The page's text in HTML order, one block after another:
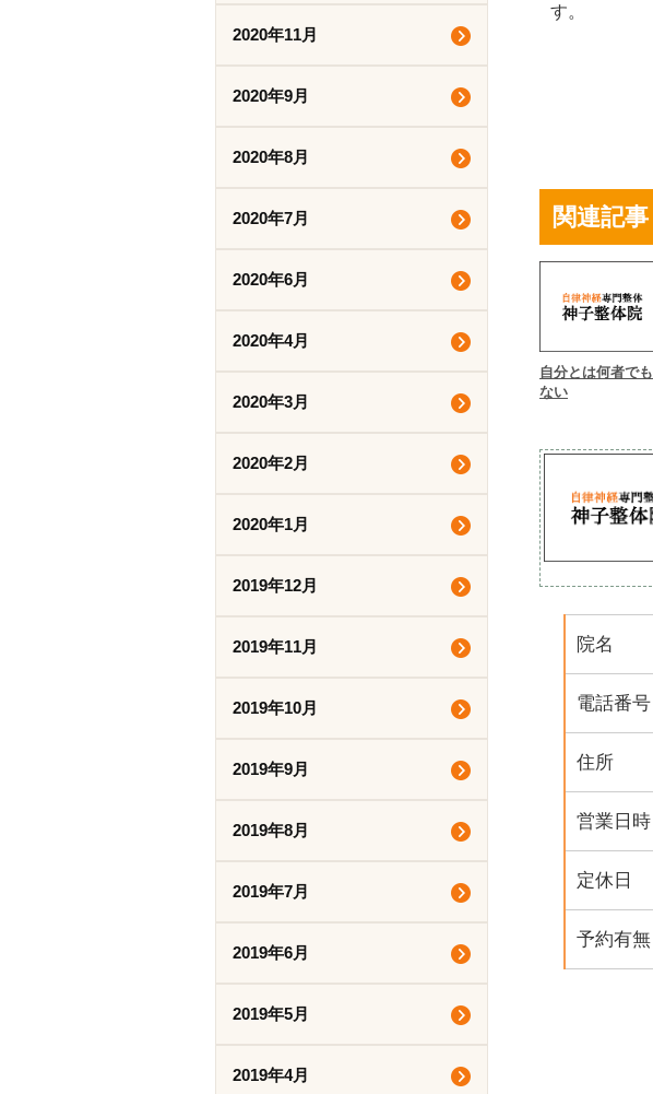
す。
関連記事
自分とは何者でも
ない
院名
電話番号
住所
営業日時
定休日
予約有無
2020年11月
2020年9月
2020年8月
2020年7月
2020年6月
2020年4月
2020年3月
2020年2月
2020年1月
2019年12月
2019年11月
2019年10月
2019年9月
2019年8月
2019年7月
2019年6月
2019年5月
2019年4月